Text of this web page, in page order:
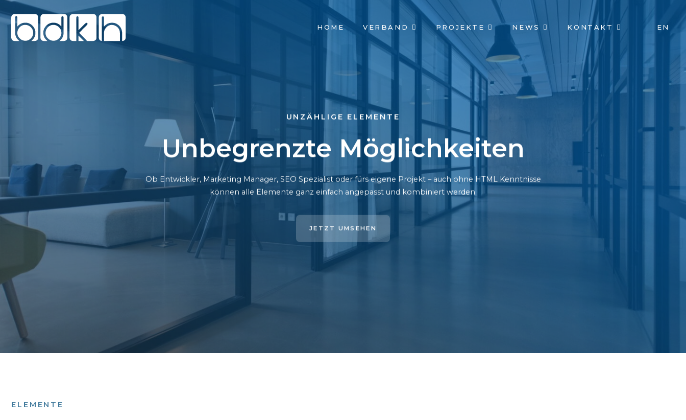
NAVIGATION
ÜBERSPRINGEN
HOME VERBAND PROJEKTE NEWS KONTAKT EN
UNZÄHLIGE ELEMENTE
Unbegrenzte Möglichkeiten
Ob Entwickler, Marketing Manager, SEO Spezialist oder fürs eigene Projekt – auch ohne HTML Kenntnisse
können alle Elemente ganz einfach angepasst und kombiniert werden.
JETZT UMSEHEN
ELEMENTE